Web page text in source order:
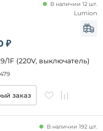
₽
(220V, выключатель)
В наличии 12 шт.
Lumion
заказ
В наличии 192 шт.